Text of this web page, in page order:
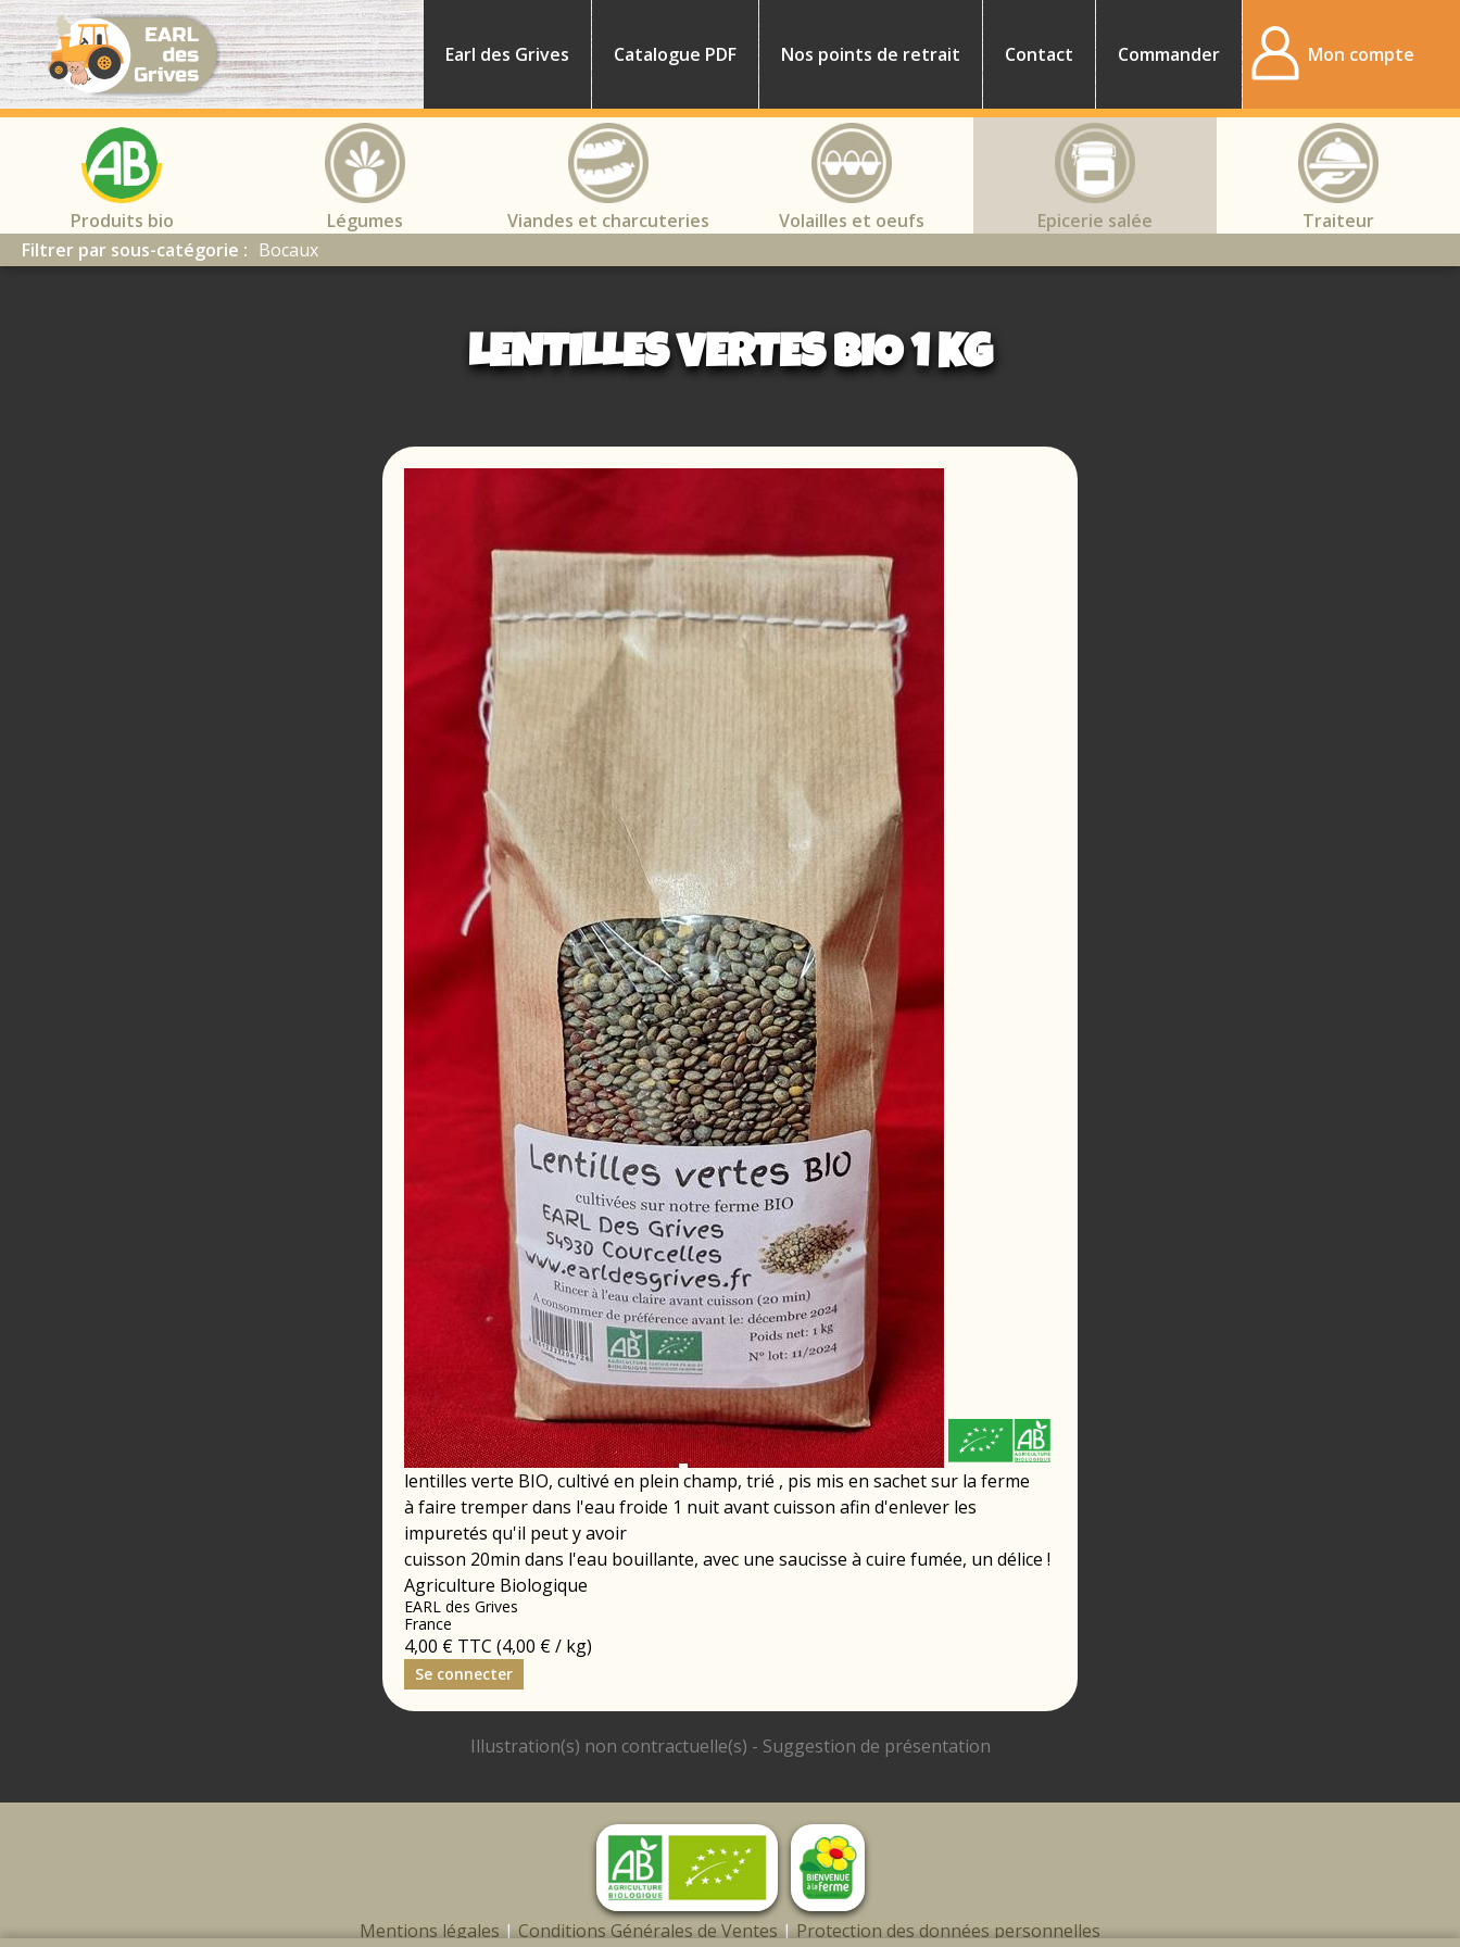
Earl
des
grives
Earl des Grives Catalogue PDF Nos points de retrait Contact Commander Mon compte
Produits bio Légumes Viandes et charcuteries Volailles et oeufs Epicerie salée
Traiteur
Filtrer par sous-catégorie : Bocaux
LENTILLES VERTES BIO 1 KG
lentilles verte BIO, cultivé en plein champ, trié , pis mis en sachet sur la ferme
à faire tremper dans l'eau froide 1 nuit avant cuisson afin d'enlever les
impuretés qu'il peut y avoir
cuisson 20min dans l'eau bouillante, avec une saucisse à cuire fumée, un délice !
Agriculture Biologique
EARL des Grives
France
4,00 € TTC (4,00 € / kg)
Se connecter
Mentions légales|Conditions Générales de Ventes|Protection des données personnelles